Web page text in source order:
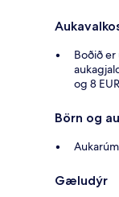
Boðið
og 8
Börn og
Gæludýr